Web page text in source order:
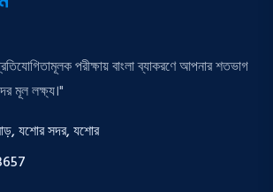
পরীক্ষায় বাংলা ব্যাকরণে আপনার শতভাগ
মূল লক্ষ্য।"
যশোর সদর, যশোর